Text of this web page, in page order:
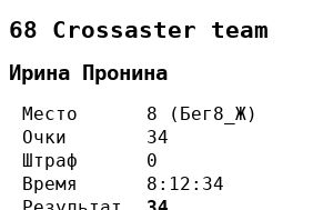
68 Crossaster team
Ирина Пронина
Место 8 (Бег8_Ж)
Очки
34
Штраф
0
Время
8:12:34